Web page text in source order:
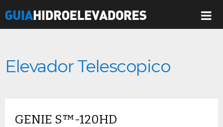
Elevador Telescopico
GENIE S™-120HD